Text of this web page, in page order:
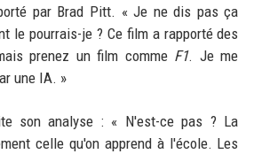
par Brad Pitt. « Je ne dis pas ça
le pourrais-je ? Ce film a rapporté des
prenez un film comme F1. Je me
une IA. »
son analyse : « N'est-ce pas ? La
celle qu'on apprend à l'école. Les